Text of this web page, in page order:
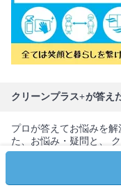
クリーンプラス+が答え
プロが答えてお悩みを
た、お悩み・疑問と、
業者さんにお
までに何か自